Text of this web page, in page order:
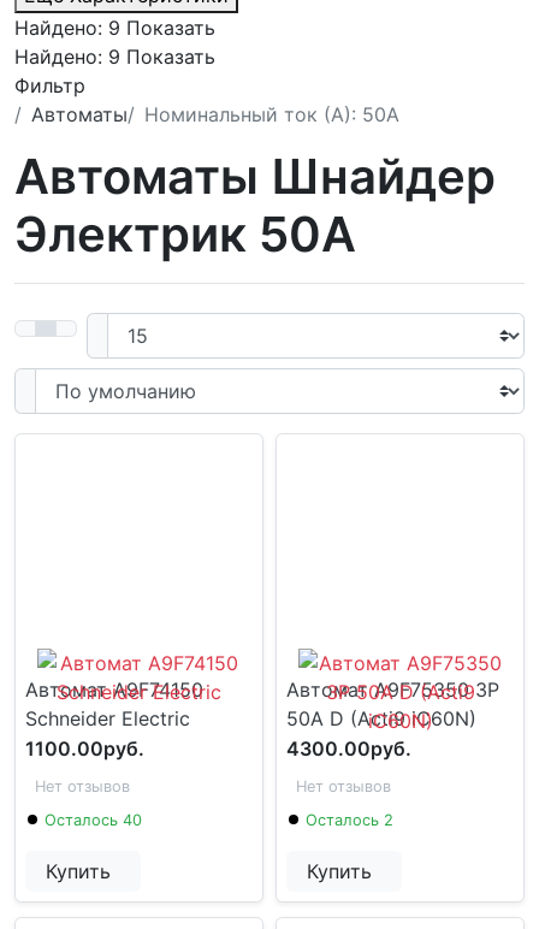
Найдено: 9 Показать
Найдено: 9 Показать
Фильтр
Автоматы
Номинальный ток (А): 50А
Автоматы Шнайдер
Электрик 50А
Автомат A9F74150
Schneider Electric
1100.00руб.
Нет отзывов
Осталось 40
Купить
Автомат A9F75350 3P
50A D (Acti9 iC60N)
4300.00руб.
Нет отзывов
Осталось 2
Купить